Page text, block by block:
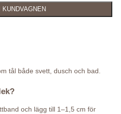
tål både svett, dusch och bad.
och lägg till 1–1,5 cm för